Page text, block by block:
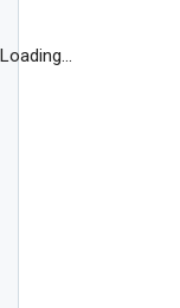
Loading...